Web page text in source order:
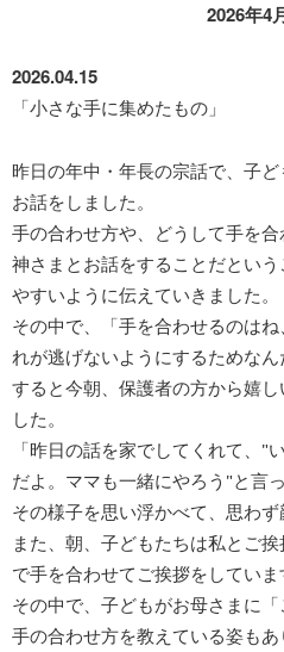
2026年4
2026.04.15
「小さな手に集めたもの」
昨日の年中・年長の宗話で、子
お話をしました。
手の合わせ方や、どうして手を
神さまとお話をすることだとい
やすいように伝えていきました。
その中で、「手を合わせるのは
れが逃げないようにするためなん
すると今朝、保護者の方から嬉
した。
「昨日の話を家でしてくれて、"
だよ。ママも一緒にやろう"と言
その様子を思い浮かべて、思わず
また、朝、子どもたちは私とご
で手を合わせてご挨拶をしていま
その中で、子どもがお母さまに「
手の合わせ方を教えている姿もあ